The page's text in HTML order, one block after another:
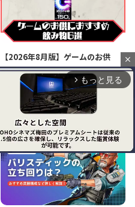
【2026年8月版】ゲームのお供
におすすめの飲み物6選をガチ
ゲーマーが徹底解説！【長時間
プレイも楽勝】
close
arrow_forward_ios もっと見る
M
u